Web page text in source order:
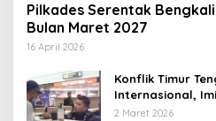
Pilkades Serentak
Bulan Maret 2027
16 April 2026
Konflik Timur
Internasional,
Antisipatif
2 Maret 2026